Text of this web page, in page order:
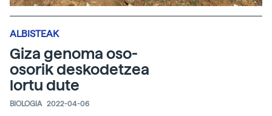
ALBISTEAK
Giza genoma oso-
osorik deskodetzea
lortu dute
BIOLOGIA 2022-04-06